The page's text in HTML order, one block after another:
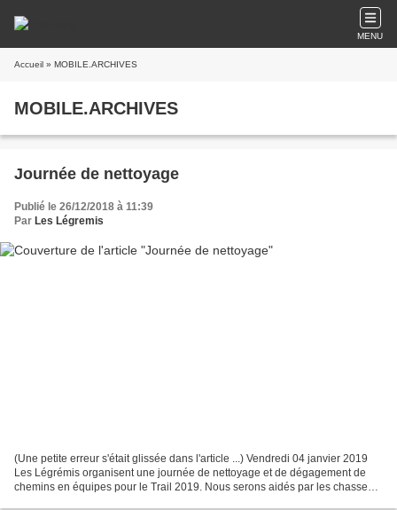
MENU
Accueil » MOBILE.ARCHIVES
MOBILE.ARCHIVES
Journée de nettoyage
Publié le 26/12/2018 à 11:39
Par Les Légremis
(Une petite erreur s'était glissée dans l'article ...) Vendredi 04 janvier 2019
Les Légrémis organisent une journée de nettoyage et de dégagement de
chemins en équipes pour le Trail 2019. Nous serons aidés par les chasseurs